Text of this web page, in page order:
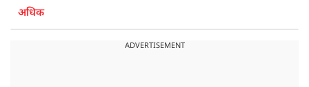
अधिक
ADVERTISEMENT